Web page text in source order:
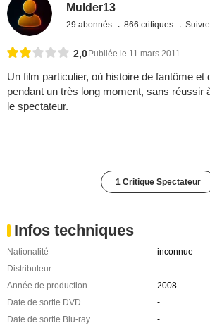
Mulder13
29 abonnés 866 critiques
2,0 Publiée le 11 mars 2011
Un film particulier, où histoire de fantôme et
pendant un très long moment, sans réussir
le spectateur.
1 Critique Spectateur
Infos techniques
Nationalité
inconnue
Distributeur
-
Année de production
2008
Date de sortie DVD
-
Date de sortie Blu-ray
-